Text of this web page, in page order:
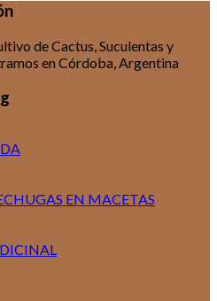
de Cactus, Suculentas y
en Córdoba, Argentina
EN MACETAS